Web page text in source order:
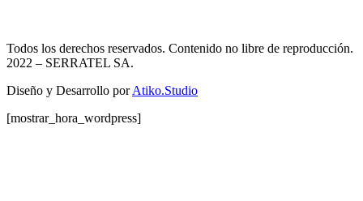
Todos los derechos reservados. Contenido no libre de reproducción.
2022 – SERRATEL SA.
Diseño y Desarrollo porAtiko.Studio
[mostrar_hora_wordpress]